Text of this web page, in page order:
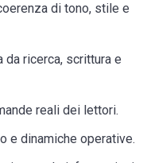
di tono, stile e
ricerca, scrittura e
reali dei lettori.
e dinamiche operative.